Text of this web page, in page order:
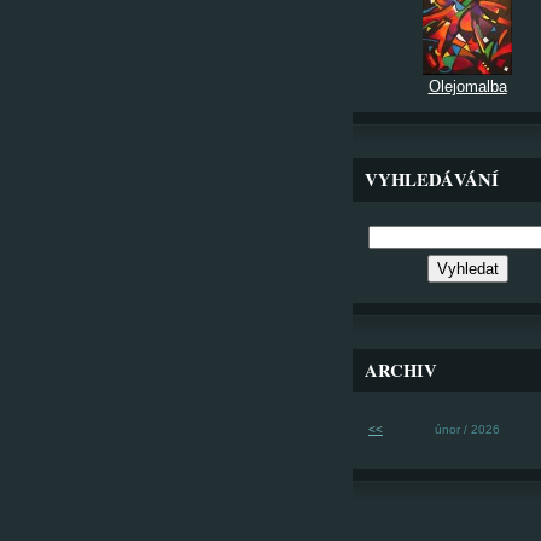
Olejomalba
VYHLEDÁVÁNÍ
ARCHIV
<< únor / 2026